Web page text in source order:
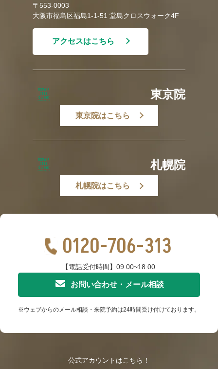
〒553-0003
大阪市福島区福島1-1-51 堂島クロスウォーク4F
アクセスはこちら
東京院
東京院はこちら
札幌院
札幌院はこちら
0120-706-313
【電話受付時間】09:00~18:00
お問い合わせ・メール相談
※ウェブからのメール相談・来院予約は24時間受け付けております。
公式アカウントはこちら！